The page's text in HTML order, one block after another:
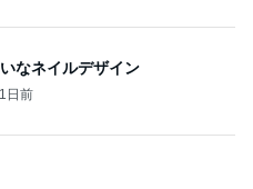
なネイルデザイン
1日前